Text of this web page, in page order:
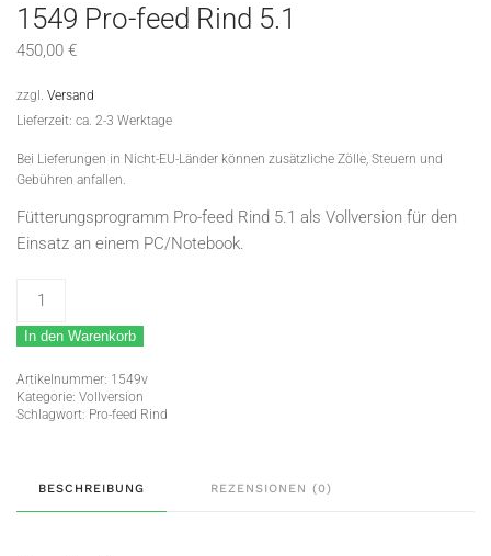
1549 Pro-feed Rind 5.1
450,00 €
zzgl. Versand
Lieferzeit: ca. 2-3 Werktage
Bei Lieferungen in Nicht-EU-Länder können zusätzliche Zölle, Steuern und
Gebühren anfallen.
Fütterungsprogramm Pro-feed Rind 5.1 als Vollversion für den
Einsatz an einem PC/Notebook.
1549
feed
Rind
5.1
Menge
In den Warenkorb
Artikelnummer: 1549v
Kategorie: Vollversion
Schlagwort: Pro-feed Rind
BESCHREIBUNG REZENSIONEN (0)